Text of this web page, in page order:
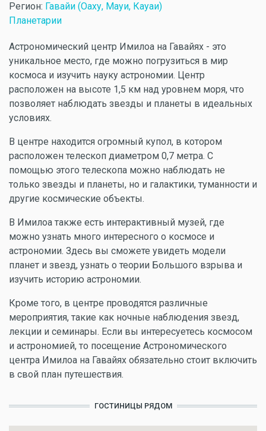
Регион: Гавайи (Оаху, Мауи, Кауаи)
Планетарии
Астрономический центр Имилоа на Гавайях - это
уникальное место, где можно погрузиться в мир
космоса и изучить науку астрономии. Центр
расположен на высоте 1,5 км над уровнем моря, что
позволяет наблюдать звезды и планеты в идеальных
условиях.
В центре находится огромный купол, в котором
расположен телескоп диаметром 0,7 метра. С
помощью этого телескопа можно наблюдать не
только звезды и планеты, но и галактики, туманности и
другие космические объекты.
В Имилоа также есть интерактивный музей, где
можно узнать много интересного о космосе и
астрономии. Здесь вы сможете увидеть модели
планет и звезд, узнать о теории Большого взрыва и
изучить историю астрономии.
Кроме того, в центре проводятся различные
мероприятия, такие как ночные наблюдения звезд,
лекции и семинары. Если вы интересуетесь космосом
и астрономией, то посещение Астрономического
центра Имилоа на Гавайях обязательно стоит включить
в свой план путешествия.
ГОСТИНИЦЫ РЯДОМ